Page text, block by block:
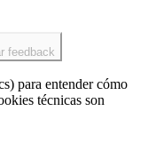
feedback
para entender cómo
técnicas son